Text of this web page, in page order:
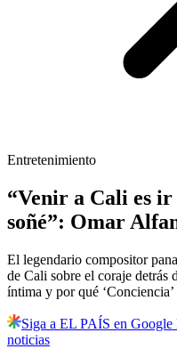
Entretenimiento
“Venir a Cali es
soñé”: Omar
El legendario compositor
de Cali sobre el coraje detrás
íntima y por qué
Siga a EL PAÍS en
noticias